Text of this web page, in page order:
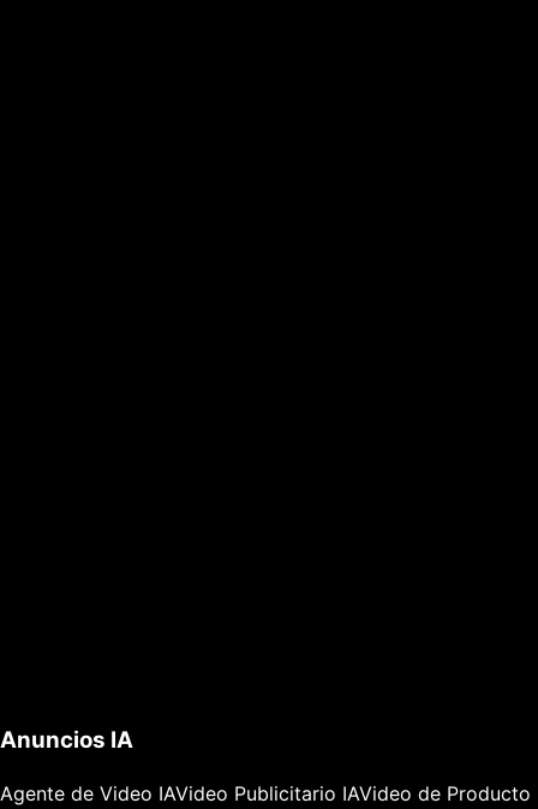
Anuncios IA
Agente de Video IAVideo Publicitario IAVideo de Producto